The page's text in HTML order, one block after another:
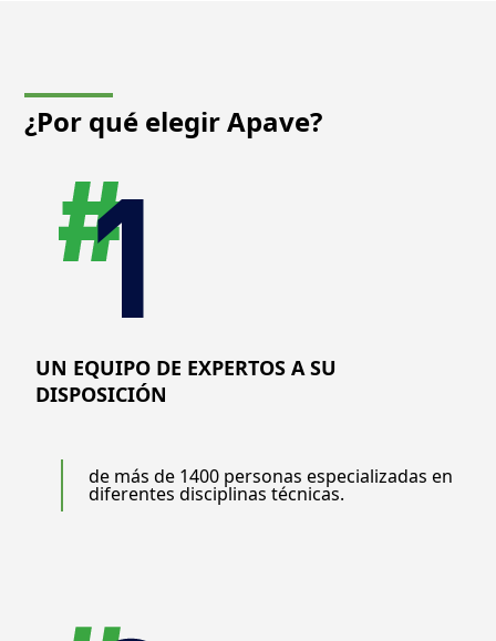
¿Por qué elegirApave?
UN EQUIPO DE EXPERTOS A SU
DISPOSICIÓN
de más de 1400 personas especializadas en
diferentes disciplinas técnicas.